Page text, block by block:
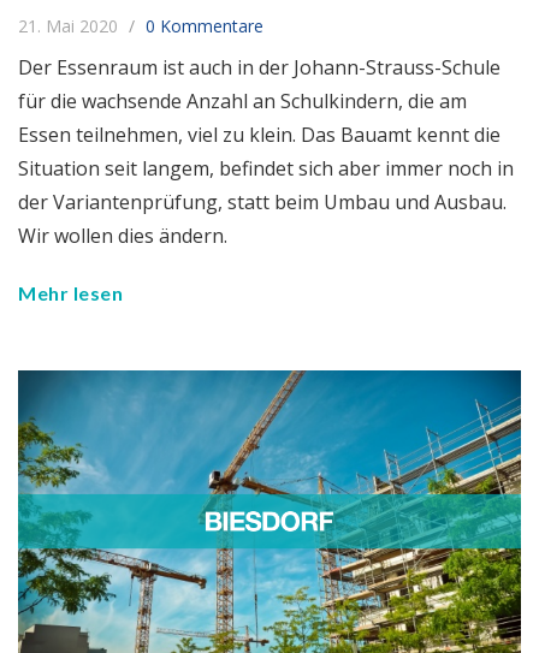
21. Mai 2020 0 Kommentare
Der Essenraum ist auch in der Johann-Strauss-Schule
für die wachsende Anzahl an Schulkindern, die am
Essen teilnehmen, viel zu klein. Das Bauamt kennt die
Situation seit langem, befindet sich aber immer noch in
der Variantenprüfung, statt beim Umbau und Ausbau.
Wir wollen dies ändern.
Mehr lesen